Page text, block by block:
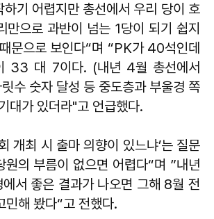
하기 어렵지만 총선에서 우리 당이 호
만으로 과반이 넘는 1당이 되기 쉽지
문으로 보인다“며 “PK가 40석인데
33 대 7이다. (내년 4월 총선에서
수 숫자 달성 등 중도층과 부울경 쪽
대가 있더라"고 언급했다.
개최 시 출마 의향이 있느냐’는 질문
원의 부름이 없으면 어렵다“며 ”내년
서 좋은 결과가 나오면 그해 8월 전
민해 봤다“고 전했다.